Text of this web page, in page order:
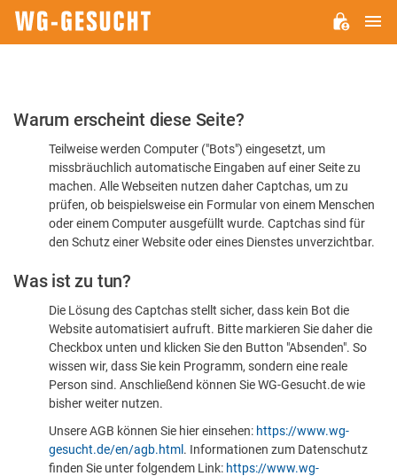
Bitte
dass
sind
Warum erscheint diese Seite?
Teilweise werden Computer ("Bots") eingesetzt, um
missbräuchlich automatische Eingaben auf einer Seite zu
machen. Alle Webseiten nutzen daher Captchas, um zu
prüfen, ob beispielsweise ein Formular von einem Menschen
oder einem Computer ausgefüllt wurde. Captchas sind für
den Schutz einer Website oder eines Dienstes unverzichtbar.
Was ist zu tun?
Die Lösung des Captchas stellt sicher, dass kein Bot die
Website automatisiert aufruft. Bitte markieren Sie daher die
Checkbox unten und klicken Sie den Button "Absenden". So
wissen wir, dass Sie kein Programm, sondern eine reale
Person sind. Anschließend können Sie WG-Gesucht.de wie
bisher weiter nutzen.
Unsere AGB können Sie hier einsehen: https://www.wg-
gesucht.de/en/agb.html . Informationen zum Datenschutz
finden Sie unter folgendem Link: https://www.wg-